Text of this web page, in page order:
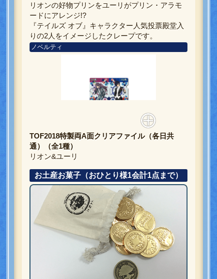
リオンの好物プリンをユーリがプリン・アラモ
ードにアレンジ!?
『テイルズ オブ』キャラクター人気投票殿堂入
りの2人をイメージしたクレープです。
ノベルティ
TOF2018特製両A面クリアファイル（各日共
通）（全1種）
リオン&ユーリ
お土産お菓子（おひとり様1会計1点まで）